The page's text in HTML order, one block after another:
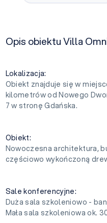
Opis obiektu Villa
Lokalizacja:
Obiekt znajduje się w
kilometrów od Nowego
7 w stronę Gdańska.
Obiekt:
Nowoczesna architektura,
częściowo wykończoną
Sale konferencyjne:
Duża sala szkoleniowo -
Mała sala szkoleniowa ok.